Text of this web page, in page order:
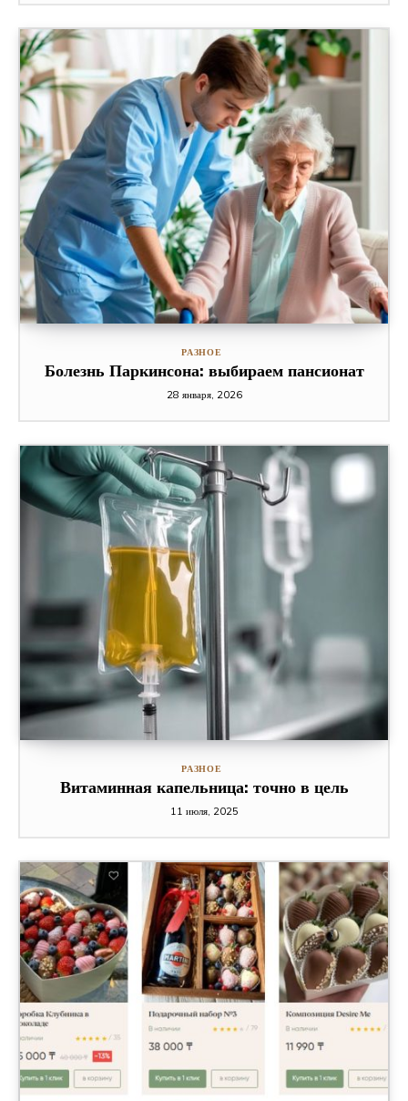
РАЗНОЕ
Болезнь Паркинсона: выбираем пансионат
28 января, 2026
РАЗНОЕ
Витаминная капельница: точно в цель
11 июля, 2025